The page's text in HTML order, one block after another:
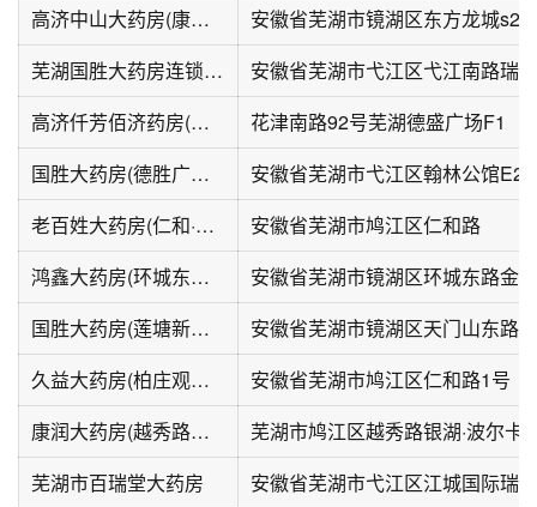
高济中山大药房(康复路店)
安徽省芜湖市镜湖区东方龙城s2
芜湖国胜大药房连锁有限公司
高济仟芳佰济药房(德盛广场店)
花津南路92号芜湖德盛广场F1
国胜大药房(德胜广场店)
安徽省芜湖市弋江区翰林公馆E2
老百姓大药房(仁和·新街店)
安徽省芜湖市鸠江区仁和路
鸿鑫大药房(环城东路店)
国胜大药房(莲塘新村店)
安徽省芜湖市镜湖区天门山东路
久益大药房(柏庄观邸店)
安徽省芜湖市鸠江区仁和路1号
康润大药房(越秀路分公司店)
芜湖市鸠江区越秀路银湖·波尔卡
芜湖市百瑞堂大药房
安徽省芜湖市弋江区江城国际瑞